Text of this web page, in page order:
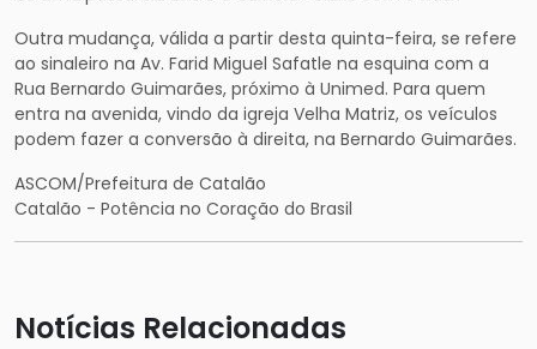
Outra mudança, válida a partir desta quinta-feira, se refere
ao sinaleiro na Av. Farid Miguel Safatle na esquina com a
Rua Bernardo Guimarães, próximo à Unimed. Para quem
entra na avenida, vindo da igreja Velha Matriz, os veículos
podem fazer a conversão à direita, na Bernardo Guimarães.
ASCOM/Prefeitura de Catalão
Catalão - Potência no Coração do Brasil
Notícias Relacionadas